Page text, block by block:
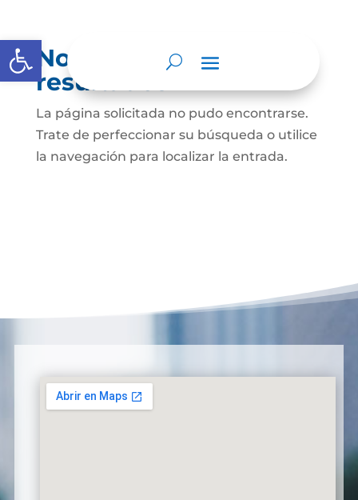
Abrir barra de herramientas
No se encontraron
resultados
La página solicitada no pudo encontrarse.
Trate de perfeccionar su búsqueda o utilice
la navegación para localizar la entrada.